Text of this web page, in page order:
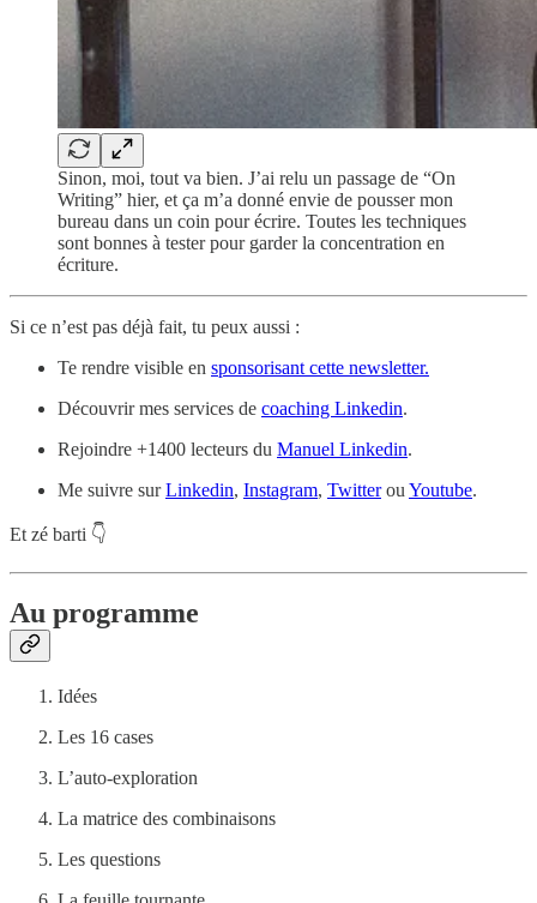
Sinon, moi, tout va bien. J’ai relu un passage de “On
Writing” hier, et ça m’a donné envie de pousser mon
bureau dans un coin pour écrire. Toutes les techniques
sont bonnes à tester pour garder la concentration en
écriture.
Si ce n’est pas déjà fait, tu peux aussi :
Te rendre visible en sponsorisant cette newsletter.
Découvrir mes services de coaching Linkedin.
Rejoindre +1400 lecteurs du Manuel Linkedin.
Me suivre surLinkedin, Instagram, Twitterou Youtube.
Et zé barti 👇
Au programme
Idées
Les 16 cases
L’auto-exploration
La matrice des combinaisons
Les questions